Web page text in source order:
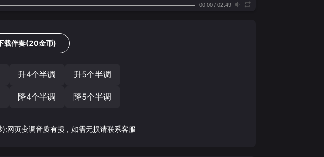
00:00/ 02:49
载伴奏(20金币)
升4个半调 升5个半调
降4个半调 降5个半调
网页变调音质有损，如需无损请联系客服